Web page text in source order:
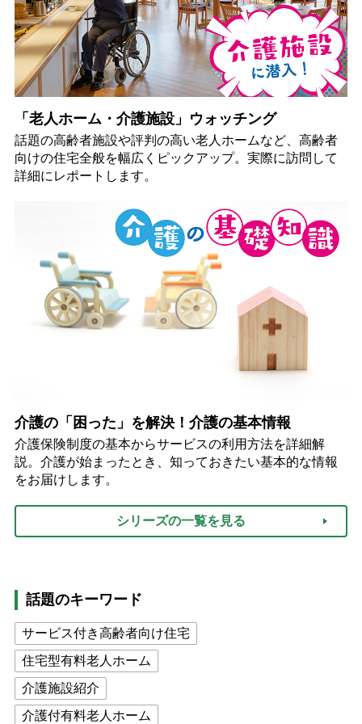
「老人ホーム・介護施設」ウォッチング
話題の高齢者施設や評判の高い老人ホームなど、高齢者
向けの住宅全般を幅広くピックアップ。実際に訪問して
詳細にレポートします。
介護の「困った」を解決！介護の基本情報
介護保険制度の基本からサービスの利用方法を詳細解
説。介護が始まったとき、知っておきたい基本的な情報
をお届けします。
シリーズの一覧を見る
話題のキーワード
サービス付き高齢者向け住宅
住宅型有料老人ホーム
介護施設紹介
介護付有料老人ホーム